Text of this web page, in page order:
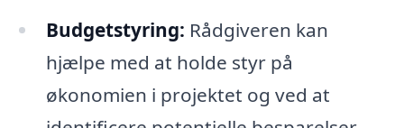
Budgetstyring: Rådgiveren kan
hjælpe med at holde styr på
økonomien i projektet og ved at